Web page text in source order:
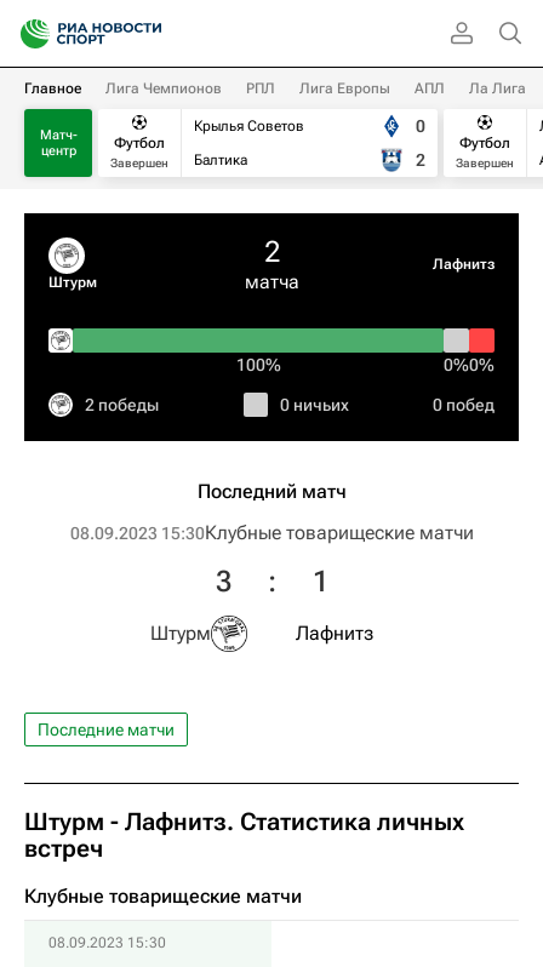
Главное Лига Чемпионов РПЛ Лига Европы АПЛ Ла Лига
Матч-
центр
Футбол
Завершен
Крылья Советов
Балтика
0
2
Футбол
Завершен
Штурм
2
матча
Лафнитз
100% 0%0%
2 победы 0 ничьих 0 побед
Последний матч
08.09.2023 15:30Клубные товарищеские матчи
Штурм
3 : 1
Лафнитз
Последние матчи
Штурм - Лафнитз. Статистика личных
встреч
Клубные товарищеские матчи
08.09.2023 15:30